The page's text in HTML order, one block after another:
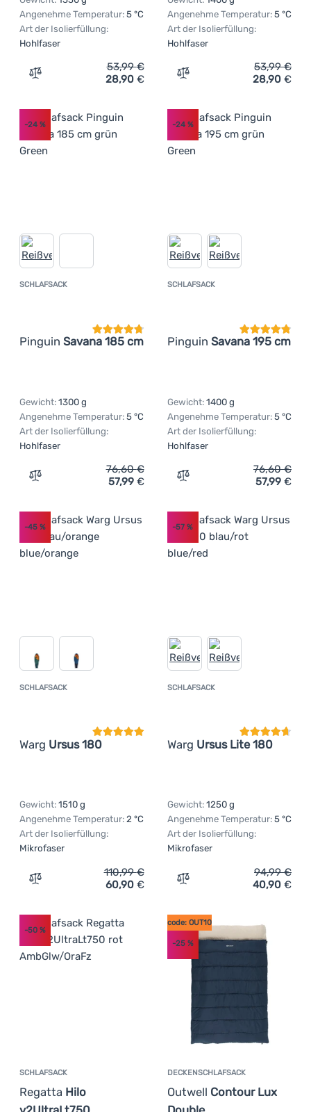
Angenehme Temperatur: 5 °C
Art der Isolierfüllung:
Hohlfaser
Zum Vergleich 'Schlafsack Zulu Arpa 175 cm' hinzufügen
53,99€
28,90 €
Angenehme Temperatur: 5 °C
Art der Isolierfüllung:
Hohlfaser
Zum Vergleich
53,99€
28,90 €
SCHLAFSACK
Pinguin Savana 185 cm
Kundenbewertung
-24 %
Gewicht: 1300 g
Angenehme Temperatur: 5 °C
Art der Isolierfüllung:
Hohlfaser
Zum Vergleich 'Schlafsack Pinguin Savana 185 cm'
76,60€
57,99 €
SCHLAFSACK
Pinguin Savana 195 cm
-24%
Gewicht: 1400 g
Angenehme Temperatur: 5 °C
Art der Isolierfüllung:
Hohlfaser
Zum Vergleich
76,60€
57,99 €
SCHLAFSACK
Warg Ursus 180
Kundenbewertung
-45 %
Gewicht: 1510 g
Angenehme Temperatur: 2 °C
Art der Isolierfüllung:
Mikrofaser
Zum Vergleich 'Schlafsack Warg Ursus 180' hinzufügen
110,99€
60,90 €
SCHLAFSACK
Warg Ursus Lite 180
-57 %
Gewicht: 1250 g
Angenehme Temperatur: 5 °C
Art der Isolierfüllung:
Mikrofaser
Zum Vergleich
94,99€
40,90 €
SCHLAFSACK
Regatta Hilo
-50 %
DECKENSCHLAFSACK
Outwell Contour Lux
code: OUT10
-25%